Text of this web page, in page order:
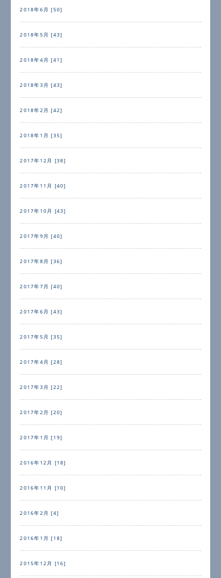
2018年6月 [50]
2018年5月 [43]
2018年4月 [41]
2018年3月 [43]
2018年2月 [42]
2018年1月 [35]
2017年12月 [38]
2017年11月 [40]
2017年10月 [43]
2017年9月 [40]
2017年8月 [36]
2017年7月 [40]
2017年6月 [43]
2017年5月 [35]
2017年4月 [28]
2017年3月 [22]
2017年2月 [20]
2017年1月 [19]
2016年12月 [18]
2016年11月 [10]
2016年2月 [4]
2016年1月 [18]
2015年12月 [16]